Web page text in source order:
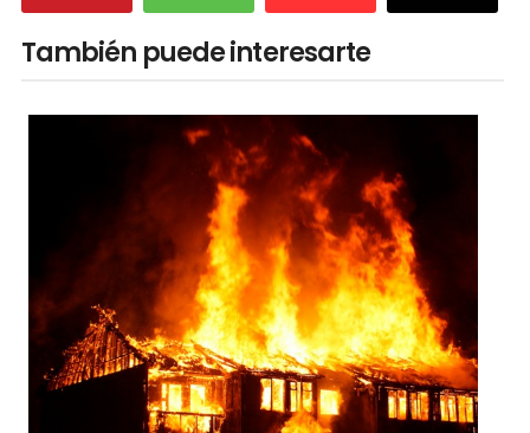
También puede interesarte